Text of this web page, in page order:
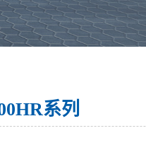
系列